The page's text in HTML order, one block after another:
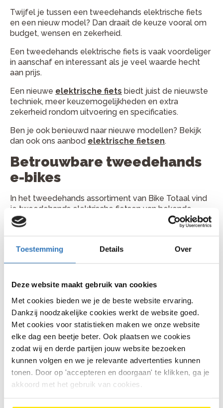
Toestemming Details Over
Deze website maakt gebruik van cookies
Met cookies bieden we je de beste website ervaring.
Dankzij noodzakelijke cookies werkt de website goed.
Met cookies voor statistieken maken we onze website
elke dag een beetje beter. Ook plaatsen we cookies
zodat wij en derde partijen jouw website bezoeken
kunnen volgen en we je relevante advertenties kunnen
tonen. Door op 'accepteren en doorgaan' te klikken, ga je
akkoord met het gebruik van cookies.
Twijfel je tussen een tweedehands elektrische fiets
en een nieuw model? Dan draait de keuze vooral om
budget, wensen en zekerheid.
Een tweedehands elektrische fiets is vaak voordeliger
in aanschaf en interessant als je veel waarde hecht
aan prijs.
Een nieuwe elektrische fiets biedt juist de nieuwste
techniek, meer keuzemogelijkheden en extra
zekerheid rondom uitvoering en specificaties.
Ben je ook benieuwd naar nieuwe modellen? Bekijk
dan ook ons aanbod elektrische fietsen.
Betrouwbare tweedehands
e-bikes
In het tweedehands assortiment van Bike Totaal vind
je tweedehands elektrische fietsen van bekende
merken. Daardoor is er veel keuze in type fiets,
rijgevoel en afwerking.
Of je nu een comfortabele stadsfiets zoekt, een
tweedehands elektrische fiets beschikbaar.
Tweedehands e-bike merken
bij Bike Totaal
Bij Bike Totaal vind je alleen betrouwbare A-merken:
Batavus tweedehands elektrische fietsen
Gazelle tweedehands elektrische fietsen